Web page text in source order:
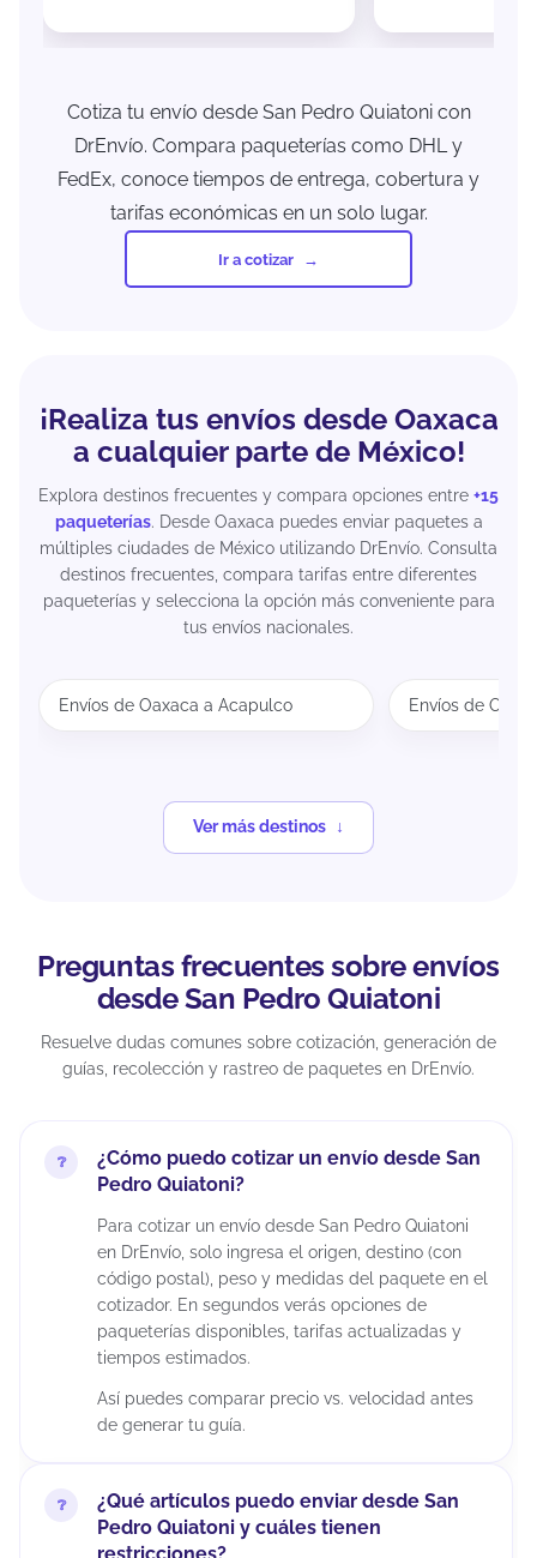
Cotiza tu envío desde San Pedro Quiatoni con
DrEnvío. Compara paqueterías como DHL y
FedEx, conoce tiempos de entrega, cobertura y
tarifas económicas en un solo lugar.
Ir a cotizar
¡Realiza tus envíos desde Oaxaca
a cualquier parte de México!
Explora destinos frecuentes y compara opciones entre +15
paqueterías. Desde Oaxaca puedes enviar paquetes a
múltiples ciudades de México utilizando DrEnvío. Consulta
destinos frecuentes, compara tarifas entre diferentes
paqueterías y selecciona la opción más conveniente para
tus envíos nacionales.
Envíos de Oaxaca a Acapulco Envíos de
Ver más destinos
Preguntas frecuentes sobre envíos
desde San Pedro Quiatoni
Resuelve dudas comunes sobre cotización, generación de
guías, recolección y rastreo de paquetes en DrEnvío.
¿Cómo puedo cotizar un envío desde San
Pedro Quiatoni?
Para cotizar un envío desde San Pedro Quiatoni
en DrEnvío, solo ingresa el origen, destino (con
código postal), peso y medidas del paquete en el
cotizador. En segundos verás opciones de
paqueterías disponibles, tarifas actualizadas y
tiempos estimados.
Así puedes comparar precio vs. velocidad antes
de generar tu guía.
¿Qué artículos puedo enviar desde San
Pedro Quiatoni y cuáles tienen